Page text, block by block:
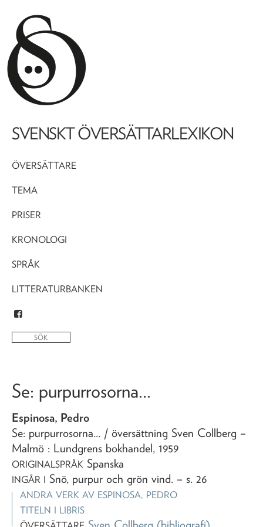
SVENSKT ÖVERSÄTTARLEXIKON
ÖVERSÄTTARE
TEMA
PRISER
KRONOLOGI
SPRÅK
LITTERATURBANKEN
Se: purpurrosorna...
Espinosa, Pedro
Se: purpurrosorna... / översättning Sven Collberg –
Malmö : Lundgrens bokhandel, 1959
ORIGINALSPRÅK Spanska
INGÅR I Snö, purpur och grön vind. – s. 26
ANDRA VERK AV ESPINOSA, PEDRO
TITELN I LIBRIS